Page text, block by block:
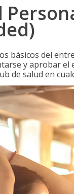
básicos del
y aprobar el
de salud en